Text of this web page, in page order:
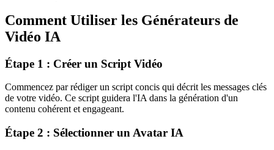
Comment Utiliser les Générateurs de
Vidéo IA
Étape 1 : Créer un Script Vidéo
Commencez par rédiger un script concis qui décrit les messages clés
de votre vidéo. Ce script guidera l'IA dans la génération d'un
contenu cohérent et engageant.
Étape 2 : Sélectionner un Avatar IA